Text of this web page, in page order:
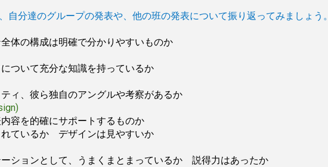
自分達のグループの発表や、他の班の発表について振り返ってみましょう。
体の構成は明確で分かりやすいものか
ついて充分な知識を持っているか
ィ、彼ら独自のアングルや考察があるか
容を的確にサポートするものか
れているか デザインは見やすいか
ションとして、うまくまとまっているか 説得力はあったか